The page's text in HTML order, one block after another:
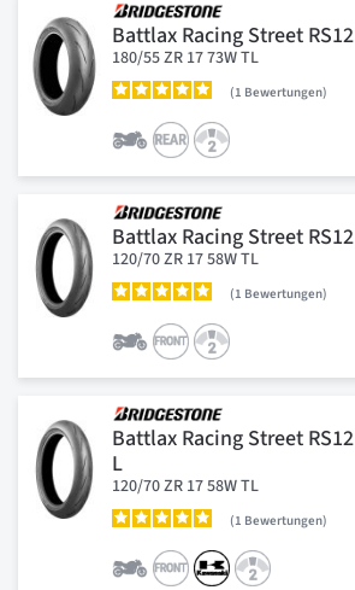
Battlax Racing Street RS12
180/55 ZR 17 73W TL
1 Bewertungen
Battlax Racing Street RS12
120/70 ZR 17 58W TL
1 Bewertungen
Battlax Racing Street RS12
L
120/70 ZR 17 58W TL
1 Bewertungen